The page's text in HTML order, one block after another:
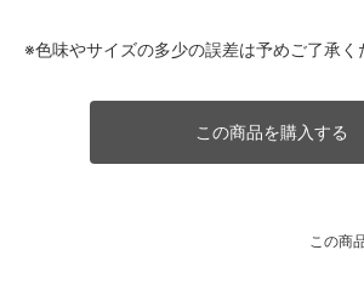
※色味やサイズの多少の誤差は予めご了承く
この商品を購入する
この商